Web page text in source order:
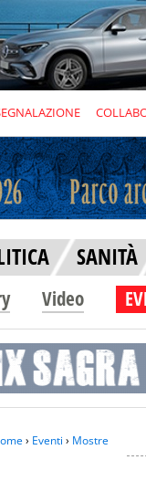
SANITÀ
Video
› Eventi › Mostre